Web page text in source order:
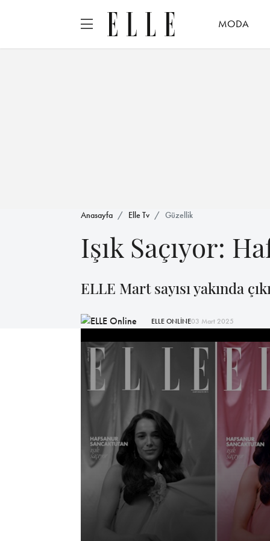
MODA
Anasayfa Elle Tv Güzellik
Işık Saçıyor:
ELLE Mart sayısı yakında
ELLE ONLİNE03 Mart 2025